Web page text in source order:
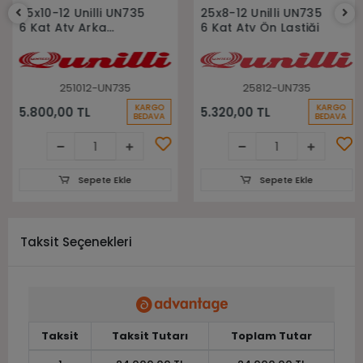
25x10-12 Unilli UN735
6 Kat Atv Arka
251012-UN735
5.800,00 TL KARGO
BEDAVA
Sepete Ekle
25x8-12 Unilli UN735
6 Kat Atv Ön Lastiği
25812-UN735
5.320,00 TL KARGO
BEDAVA
Sepete Ekle
Taksit Seçenekleri
Taksit Taksit Tutarı
Toplam Tutar